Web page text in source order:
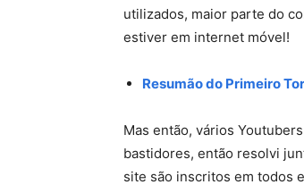
utilizados, maior parte do
estiver em internet móvel!
Resumão do Primeiro
Mas então, vários
bastidores, então resolvi
site são inscritos em todos